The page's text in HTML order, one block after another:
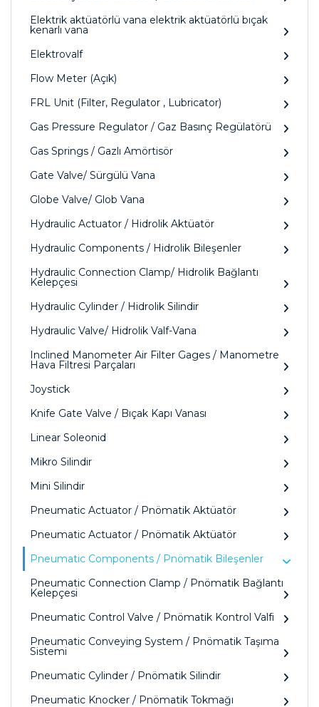
Elektrik aktüatörlü vana elektrik aktüatörlü bıçak
kenarlı vana
Elektrovalf
Flow Meter (Açık)
FRL Unit (Filter, Regulator , Lubricator)
Gas Pressure Regulator / Gaz Basınç Regülatörü
Gas Springs / Gazlı Amörtisör
Gate Valve/ Sürgülü Vana
Globe Valve/ Glob Vana
Hydraulic Actuator / Hidrolik Aktüatör
Hydraulic Components / Hidrolik Bileşenler
Hydraulic Connection Clamp/ Hidrolik Bağlantı
Kelepçesi
Hydraulic Cylinder / Hidrolik Silindir
Hydraulic Valve/ Hidrolik Valf-Vana
Inclined Manometer Air Filter Gages / Manometre
Hava Filtresi Parçaları
Joystick
Knife Gate Valve / Bıçak Kapı Vanası
Linear Soleonid
Mikro Silindir
Mini Silindir
Pneumatic Actuator / Pnömatik Aktüatör
Pneumatic Actuator / Pnömatik Aktüatör
Pneumatic Components / Pnömatik Bileşenler
Pneumatic Connection Clamp / Pnömatik Bağlantı
Kelepçesi
Pneumatic Control Valve / Pnömatik Kontrol Valfi
Pneumatic Conveying System / Pnömatik Taşıma
Sistemi
Pneumatic Cylinder / Pnömatik Silindir
Pneumatic Knocker / Pnömatik Tokmağı